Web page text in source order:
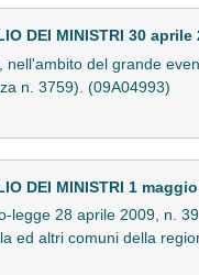
DEI MINISTRI 30 aprile
del grande
n. 3759). (09A04993)
DEI MINISTRI 1
legge 28 aprile 2009, n.
ed altri comuni della